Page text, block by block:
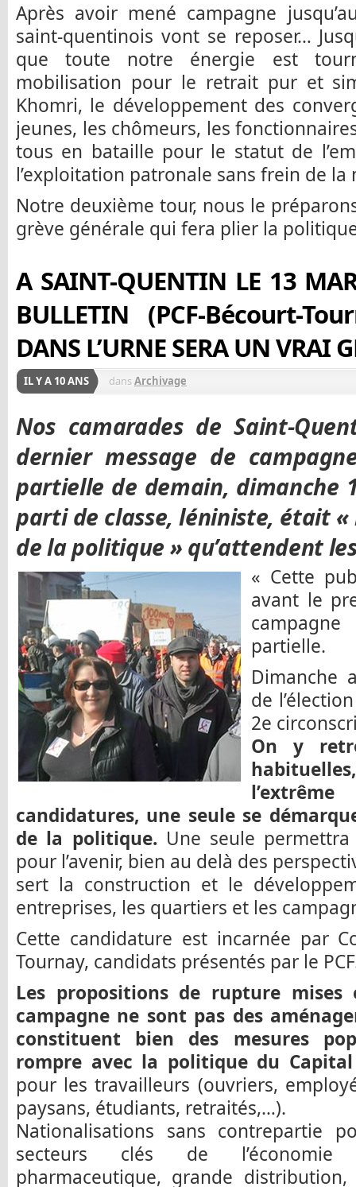
Après avoir mené campagne
saint-quentinois vont se reposer…
que toute notre énergie est
mobilisation pour le retrait pur et
Khomri, le développement des
jeunes, les chômeurs, les
tous en bataille pour le statut de
l’exploitation patronale sans frein de la
Notre deuxième tour, nous le
grève générale qui fera plier la
A SAINT-QUENTIN LE 13
BULLETIN (PCF-Bécourt-
DANS L’URNE SERA UN VRAI
IL Y A 10 ANS dansArchivage
Nos camarades de Saint-
dernier message de
partielle de demain, dimanche
parti de classe, léniniste, était «
de la politique » qu’attendent
« Cette
avant le
partielle.
Dimanche
de
2e
On y
candidatures, une seule se
de la politique. Une seule
pour l’avenir, bien au delà des
sert la construction et le
entreprises, les quartiers et les
Cette candidature est incarnée par
Tournay, candidats présentés par le
Les propositions de rupture
campagne ne sont pas des
constituent bien des mesures
rompre avec la politique du Capital
pour les travailleurs (ouvriers,
paysans, étudiants, retraités,…).
Nationalisations sans contrepartie
secteurs clés de l’économie
pharmaceutique, grande